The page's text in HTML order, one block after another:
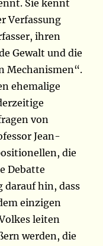
Sie kennt
Verfassung
ihren
Gewalt und die
Mechanismen“.
ehemalige
von
Jean-
die
Debatte
darauf hin, dass
einzigen
leiten
werden, die